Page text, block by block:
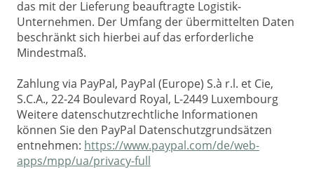
das mit der Lieferung beauftragte Logistik-
Unternehmen. Der Umfang der übermittelten Daten
beschränkt sich hierbei auf das erforderliche
Mindestmaß.
Zahlung via PayPal, PayPal (Europe) S.à r.l. et Cie,
S.C.A., 22-24 Boulevard Royal, L-2449 Luxembourg
Weitere datenschutzrechtliche Informationen
können Sie den PayPal Datenschutzgrundsätzen
entnehmen: https://www.paypal.com/de/web-
apps/mpp/ua/privacy-full